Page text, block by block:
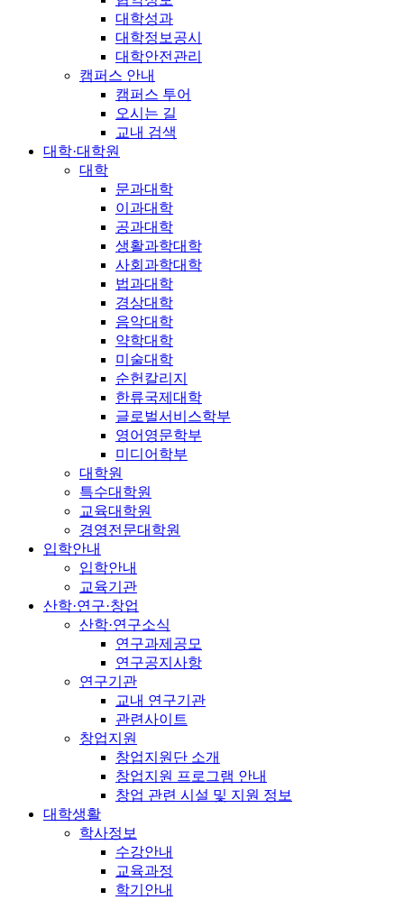
대학성과
대학정보공시
대학안전관리
캠퍼스 안내
캠퍼스 투어
오시는 길
교내 검색
대학·대학원
대학
문과대학
이과대학
공과대학
생활과학대학
사회과학대학
법과대학
경상대학
음악대학
약학대학
미술대학
순헌칼리지
한류국제대학
글로벌서비스학부
영어영문학부
미디어학부
대학원
특수대학원
교육대학원
경영전문대학원
입학안내
입학안내
교육기관
산학·연구·창업
산학·연구소식
연구과제공모
연구공지사항
연구기관
교내 연구기관
관련사이트
창업지원
창업지원단 소개
창업지원 프로그램 안내
창업 관련 시설 및 지원 정보
대학생활
학사정보
수강안내
교육과정
학기안내